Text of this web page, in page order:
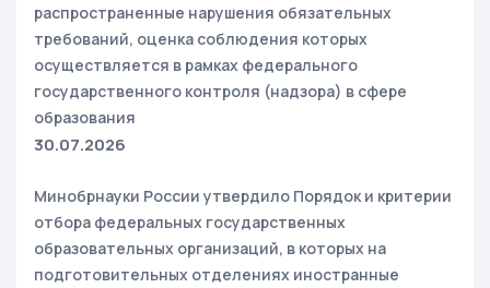
распространенные нарушения обязательных
требований, оценка соблюдения которых
осуществляется в рамках федерального
государственного контроля (надзора) в сфере
образования
30.07.2026
Минобрнауки России утвердило Порядок и критерии
отбора федеральных государственных
образовательных организаций, в которых на
подготовительных отделениях иностранные